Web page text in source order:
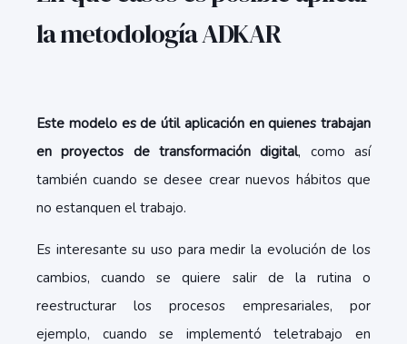
la metodología ADKAR
Este modelo es de útil aplicación en quienes trabajan
en proyectos de transformación digital, como así
también cuando se desee crear nuevos hábitos que
no estanquen el trabajo.
Es interesante su uso para medir la evolución de los
cambios, cuando se quiere salir de la rutina o
reestructurar los procesos empresariales, por
ejemplo, cuando se implementó teletrabajo en